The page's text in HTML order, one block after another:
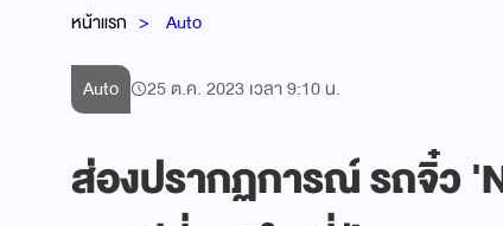
หน้าแรก Auto
Auto 25 ต.ค. 2023 เวลา 9:10 น.
ส่องปรากฏการณ์ รถจิ๋ว